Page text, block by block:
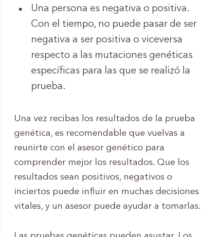
Una persona es negativa o positiva.
Con el tiempo, no puede pasar de ser
negativa a ser positiva o viceversa
respecto a las mutaciones genéticas
específicas para las que se realizó la
prueba.
Una vez recibas los resultados de la prueba
genética, es recomendable que vuelvas a
reunirte con el asesor genético para
comprender mejor los resultados. Que los
resultados sean positivos, negativos o
inciertos puede influir en muchas decisiones
vitales, y un asesor puede ayudar a tomarlas.